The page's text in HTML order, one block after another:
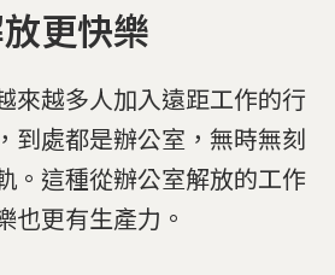
更快樂
來越多人加入遠距工作的行
到處都是辦公室，無時無刻
。這種從辦公室解放的工作
也更有生產力。